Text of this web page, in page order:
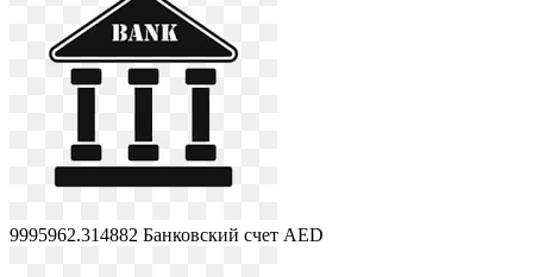
9995962.314882 Банковский счет AED